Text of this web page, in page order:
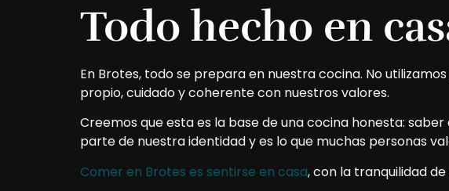
Todo hecho en
En Brotes, todo se prepara en nuestra cocina. No
propio, cuidado y coherente con nuestros valores.
Creemos que esta es la base de una cocina honesta:
parte de nuestra identidad y es lo que muchas personas
Comer en Brotes es sentirse en casa, con la tranquilidad